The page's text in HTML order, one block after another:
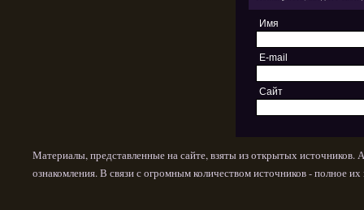
Имя
E-mail
Сайт
Материалы, представленные на сайте, взяты из открытых
ознакомления. В связи с огромным количеством источников - полное